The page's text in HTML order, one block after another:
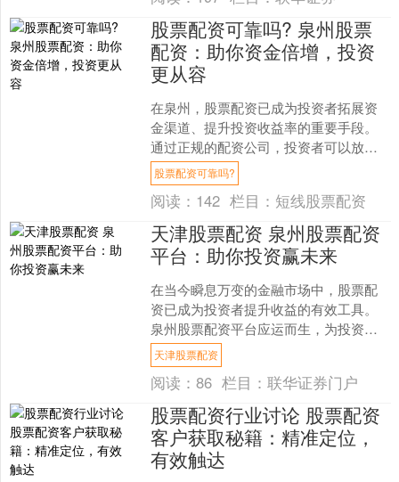
股票配资可靠吗? 泉州股票
配资：助你资金倍增，投资
更从容
在泉州，股票配资已成为投资者拓展资
金渠道、提升投资收益率的重要手段。
通过正规的配资公司，投资者可以放大
自己的资金，以小博大股票配资可靠
吗?，实现资金倍增。 选择....
股票配资可靠吗?
阅读： 142 栏目： 短线股票配资
天津股票配资 泉州股票配资
平台：助你投资赢未来
在当今瞬息万变的金融市场中，股票配
资已成为投资者提升收益的有效工具。
泉州股票配资平台应运而生，为投资者
提供专业、安全的配资服务，助其在投
资道路上乘风破浪。 * ....
天津股票配资
阅读：86 栏目：联华证券门户
股票配资行业讨论 股票配资
客户获取秘籍：精准定位，
有效触达